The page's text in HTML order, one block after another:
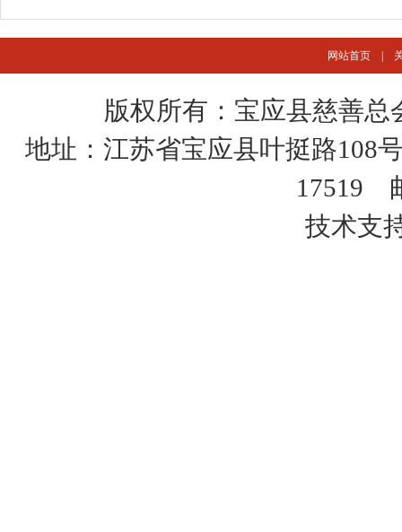
网站首页 |
版权所有：宝应县慈善总
地址：江苏省宝应县叶挺路108
17519
技术支